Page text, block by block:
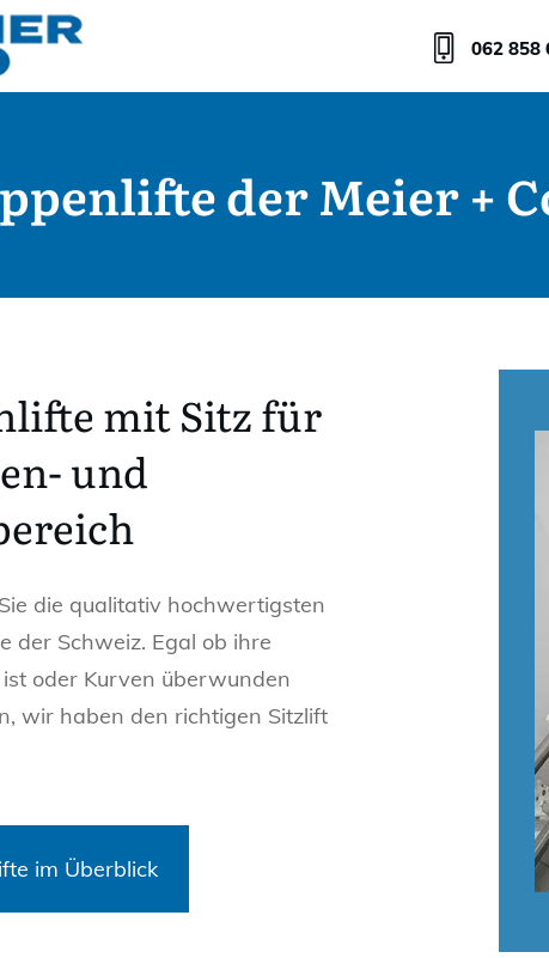
062 858
der Meier +
mit Sitz für
und
die qualitativ hochwertigsten
der Schweiz. Egal ob ihre
oder Kurven überwunden
wir haben den richtigen Sitzlift
im Überblick